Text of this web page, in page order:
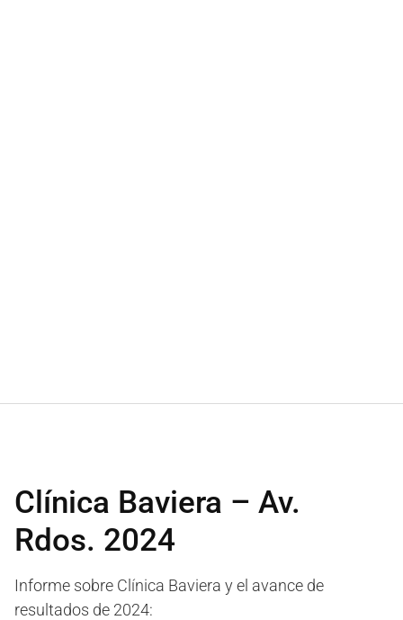
Clínica Baviera – Av.
Rdos. 2024
Informe sobre Clínica Baviera y el avance de
resultados de 2024: